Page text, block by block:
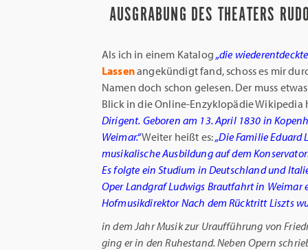
AUSGRABUNG DES THEATERS
Als ich in einem Katalog „die
Lassenangekündigt fand, schoss es mir
Namen doch schon gelesen. Der muss
Blick in die Online-Enzyklopädie Wikipedia
Dirigent. Geboren am 13. April 1830 in
Weimar.“Weiter heißt es:„Die Familie Eduard
musikalische Ausbildung auf dem
Es folgte ein Studium in Deutschland und
Oper Landgraf Ludwigs Brautfahrt in Weimar
Hofmusikdirektor Nach dem Rücktritt Liszts
in dem Jahr Musik zur Uraufführung von
ging er in den Ruhestand. Neben Opern